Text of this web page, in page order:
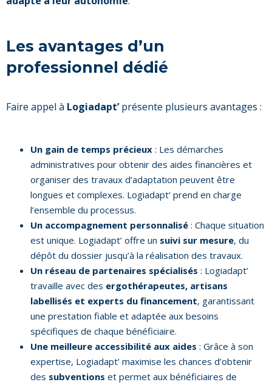
Les avantages d’un
professionnel dédié
Faire appel à Logiadapt’présente plusieurs avantages :
Un gain de temps précieux : Les démarches
administratives pour obtenir des aides financières et
organiser des travaux d’adaptation peuvent être
longues et complexes. Logiadapt’ prend en charge
l’ensemble du processus.
Un accompagnement personnalisé : Chaque situation
est unique. Logiadapt’ offre un suivi sur mesure, du
dépôt du dossier jusqu’à la réalisation des travaux.
Un réseau de partenaires spécialisés : Logiadapt’
travaille avec des ergothérapeutes, artisans
labellisés et experts du financement, garantissant
une prestation fiable et adaptée aux besoins
spécifiques de chaque bénéficiaire.
Une meilleure accessibilité aux aides : Grâce à son
expertise, Logiadapt’ maximise les chances d’obtenir
des subventions et permet aux bénéficiaires de